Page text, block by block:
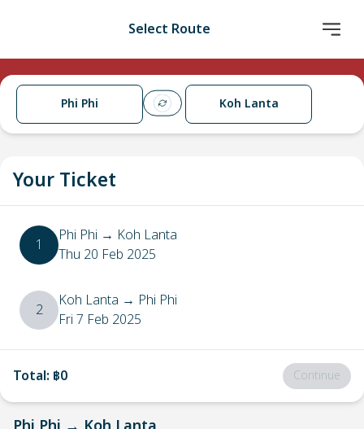
Select Route
Phi Phi Koh Lanta
Your Ticket
1 Phi Phi → Koh Lanta
Thu 20 Feb 2025
2 Koh Lanta → Phi Phi
Fri 7 Feb 2025
Total: ฿0 Continue